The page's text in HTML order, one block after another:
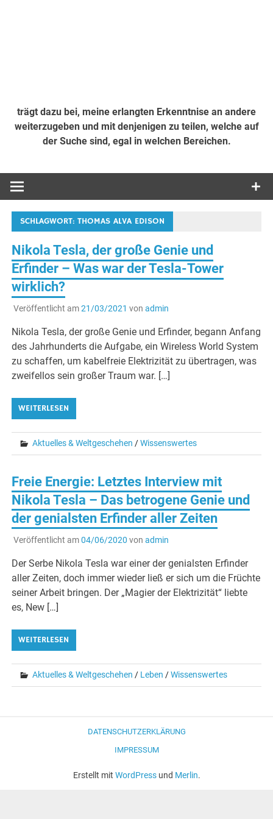
trägt dazu bei, meine erlangten Erkenntnise an andere
weiterzugeben und mit denjenigen zu teilen, welche auf
der Suche sind, egal in welchen Bereichen.
SCHLAGWORT:THOMAS ALVA EDISON
Nikola Tesla, der große Genie und
Erfinder – Was war der Tesla-Tower
wirklich?
Veröffentlicht am21/03/2021 von admin
Nikola Tesla, der große Genie und Erfinder, begann Anfang
des Jahrhunderts die Aufgabe, ein Wireless World System
zu schaffen, um kabelfreie Elektrizität zu übertragen, was
zweifellos sein großer Traum war. […]
WEITERLESEN
Aktuelles & Weltgeschehen /Wissenswertes
Freie Energie: Letztes Interview mit
Nikola Tesla – Das betrogene Genie und
der genialsten Erfinder aller Zeiten
Veröffentlicht am04/06/2020 von admin
Der Serbe Nikola Tesla war einer der genialsten Erfinder
aller Zeiten, doch immer wieder ließ er sich um die Früchte
seiner Arbeit bringen. Der „Magier der Elektrizität“ liebte
es, New […]
WEITERLESEN
Aktuelles & Weltgeschehen / Leben /Wissenswertes
DATENSCHUTZERKLÄRUNG
IMPRESSUM
Erstellt mit WordPressund Merlin.